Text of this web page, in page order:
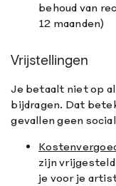
behoud van
12 maanden)
Vrijstellingen
Je betaalt niet op
bijdragen. Dat
gevallen geen
zijn
je voor je